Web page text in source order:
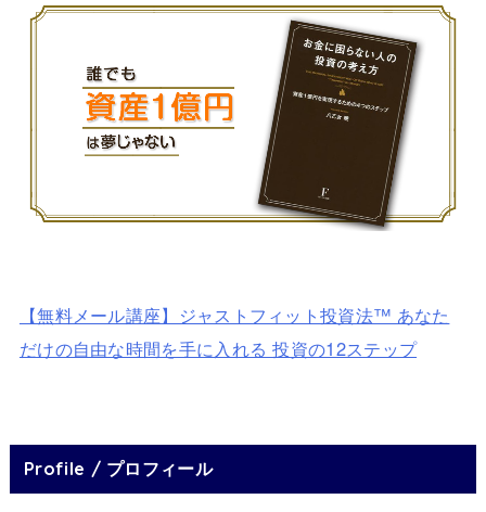
【無料メール講座】ジャストフィット投資法™ あなた
だけの自由な時間を手に入れる 投資の12ステップ
Profile / プロフィール